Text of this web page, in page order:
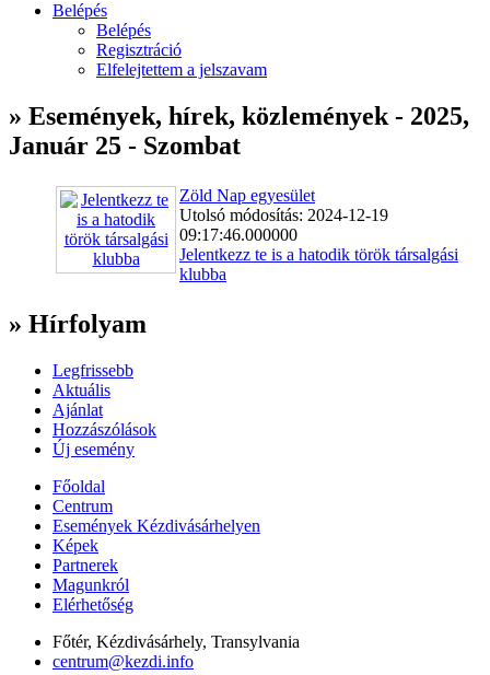
Belépés
Belépés
Regisztráció
Elfelejtettem a jelszavam
» Események, hírek, közlemények - 2025,
Január 25 - Szombat
Zöld Nap egyesület
Utolsó módosítás: 2024-12-19
09:17:46.000000
Jelentkezz te is a hatodik török társalgási
klubba
» Hírfolyam
Legfrissebb
Aktuális
Ajánlat
Hozzászólások
Új esemény
Főoldal
Centrum
Események Kézdivásárhelyen
Képek
Partnerek
Magunkról
Elérhetőség
Főtér, Kézdivásárhely, Transylvania
centrum@kezdi.info